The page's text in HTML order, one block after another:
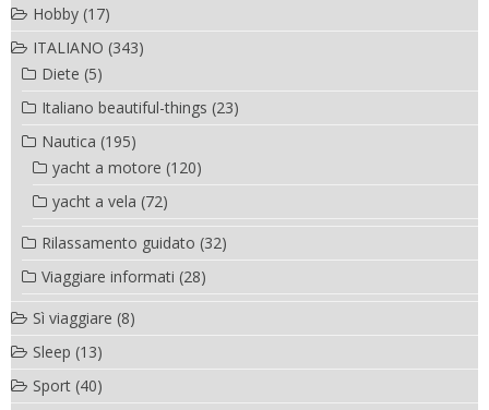
Hobby (17)
ITALIANO (343)
Diete (5)
Italiano beautiful-things (23)
Nautica (195)
yacht a motore (120)
yacht a vela (72)
Rilassamento guidato (32)
Viaggiare informati (28)
Sì viaggiare (8)
Sleep (13)
Sport (40)